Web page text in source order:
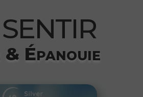
Épanouie